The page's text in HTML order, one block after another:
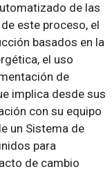
de las
este proceso, el
basados en la
el uso
de
implica desde sus
con su equipo
un Sistema de
para
de cambio